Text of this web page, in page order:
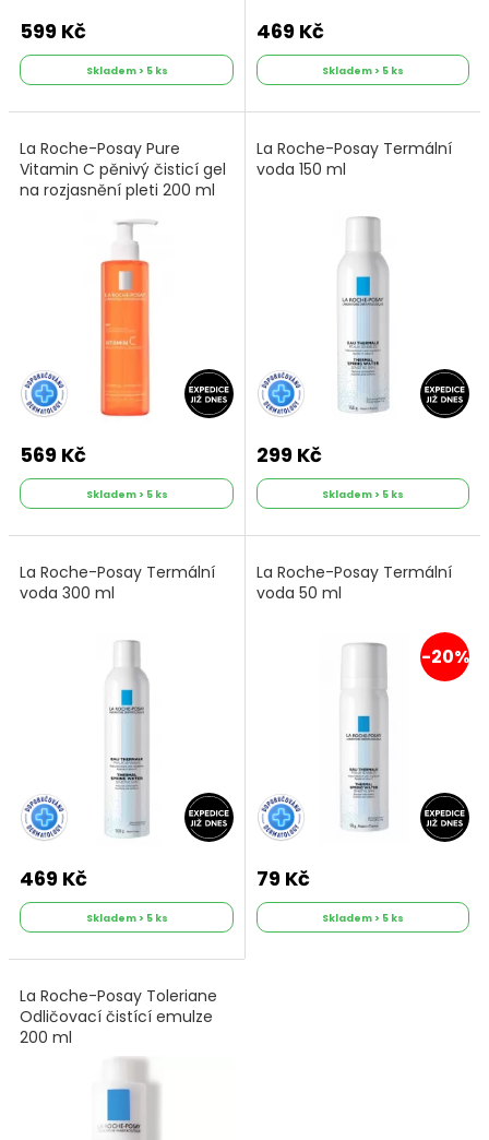
599 Kč
Skladem > 5 ks
469 Kč
Skladem > 5 ks
La Roche-Posay Pure
Vitamin C pěnivý čisticí gel
na rozjasnění pleti 200 ml
569 Kč
Skladem > 5 ks
La Roche-Posay Termální
voda 150 ml
299 Kč
Skladem > 5 ks
La Roche-Posay Termální
voda 300 ml
469 Kč
Skladem > 5 ks
La Roche-Posay Termální
voda 50 ml
-20%
79 Kč
Skladem > 5 ks
La Roche-Posay Toleriane
Odličovací čistící emulze
200 ml